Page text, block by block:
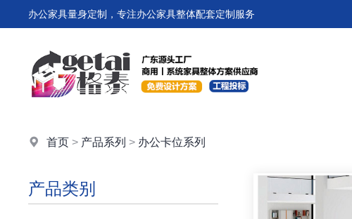
办公家具量身定制，专注办公家具整体配套定制服务
首页 > 产品系列 > 办公卡位系列
产品类别